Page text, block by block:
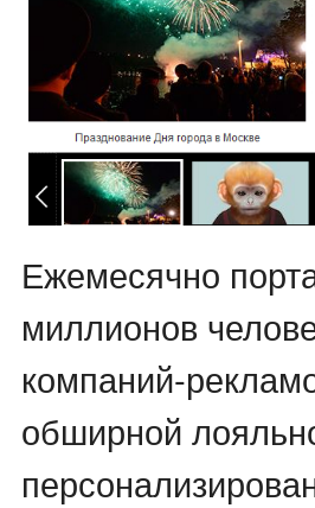
Ежемесячно
миллионов
компаний-
обширной